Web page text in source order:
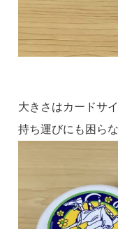
大きさはカードサ
持ち運びにも困ら